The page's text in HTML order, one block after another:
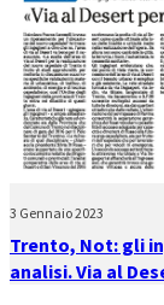
3 Gennaio 2023
Trento, Not: gli
analisi. Via al